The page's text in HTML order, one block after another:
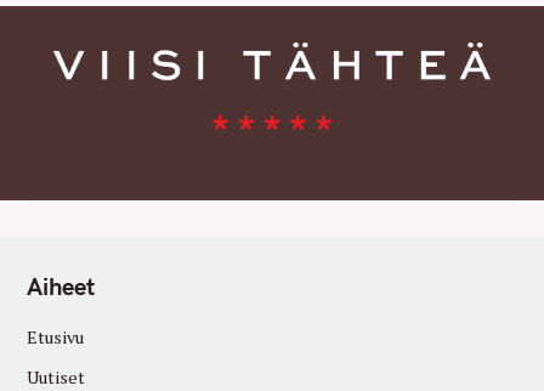
Aiheet
Etusivu
Uutiset